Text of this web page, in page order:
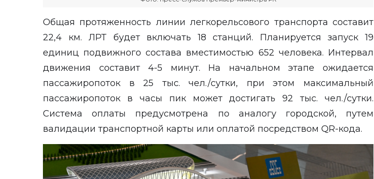
Общая протяженность линии легкорельсового транспорта составит
22,4 км. ЛРТ будет включать 18 станций. Планируется запуск 19
единиц подвижного состава вместимостью 652 человека. Интервал
движения составит 4-5 минут. На начальном этапе ожидается
пассажиропоток в 25 тыс. чел./сутки, при этом максимальный
пассажиропоток в часы пик может достигать 92 тыс. чел./сутки.
Система оплаты предусмотрена по аналогу городской, путем
валидации транспортной карты или оплатой посредством QR-кода.